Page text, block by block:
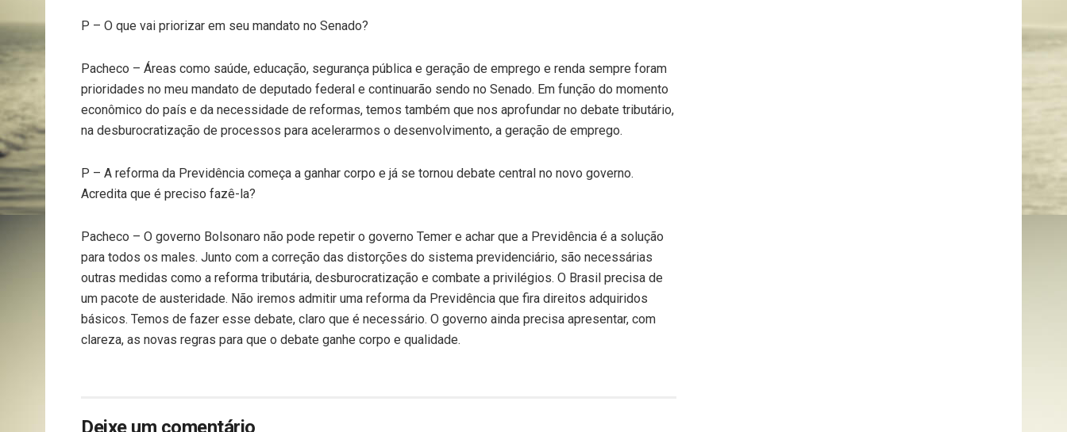
P – O que vai priorizar em seu mandato no Senado?
Pacheco – Áreas como saúde, educação, segurança pública e geração de emprego e renda sempre foram
prioridades no meu mandato de deputado federal e continuarão sendo no Senado. Em função do momento
econômico do país e da necessidade de reformas, temos também que nos aprofundar no debate tributário,
na desburocratização de processos para acelerarmos o desenvolvimento, a geração de emprego.
P – A reforma da Previdência começa a ganhar corpo e já se tornou debate central no novo governo.
Acredita que é preciso fazê-la?
Pacheco – O governo Bolsonaro não pode repetir o governo Temer e achar que a Previdência é a solução
para todos os males. Junto com a correção das distorções do sistema previdenciário, são necessárias
outras medidas como a reforma tributária, desburocratização e combate a privilégios. O Brasil precisa de
um pacote de austeridade. Não iremos admitir uma reforma da Previdência que fira direitos adquiridos
básicos. Temos de fazer esse debate, claro que é necessário. O governo ainda precisa apresentar, com
clareza, as novas regras para que o debate ganhe corpo e qualidade.
Deixe um comentário